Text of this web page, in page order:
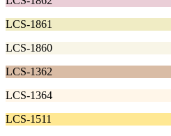
LCS-1861
LCS-1860
LCS-1362
LCS-1364
LCS-1511